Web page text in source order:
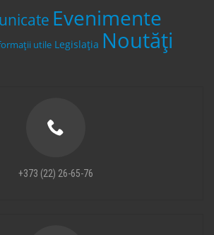
Evenimente
utile Legislaţia Noutăți
+373 (22) 26-65-76